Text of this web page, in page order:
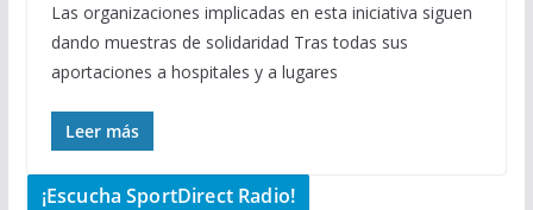
Las organizaciones implicadas en esta iniciativa siguen
dando muestras de solidaridad Tras todas sus
aportaciones a hospitales y a lugares
Leer más
¡Escucha SportDirect Radio!